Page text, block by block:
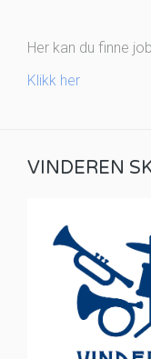
Her kan du finne
Klikk her
VINDEREN